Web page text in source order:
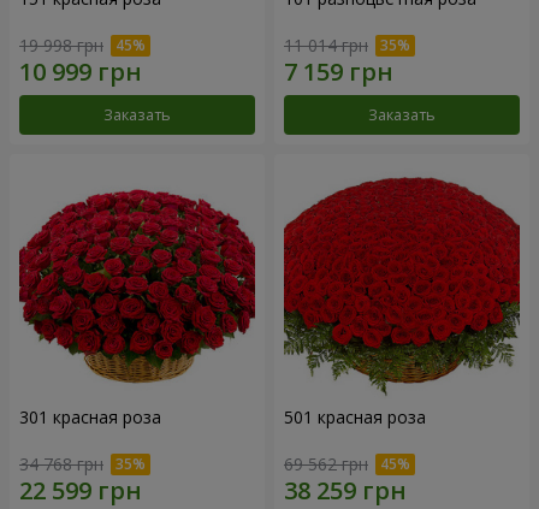
19 998 грн
Заказать
11 014 грн
Заказать
301 красная роза
34 768 грн
501 красная роза
69 562 грн